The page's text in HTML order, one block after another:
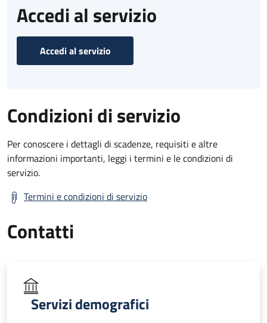
Accedi al servizio
Accedi al servizio
Condizioni di servizio
Per conoscere i dettagli di scadenze, requisiti e altre
informazioni importanti, leggi i termini e le condizioni di
servizio.
Termini e condizioni di servizio
Contatti
Servizi demografici